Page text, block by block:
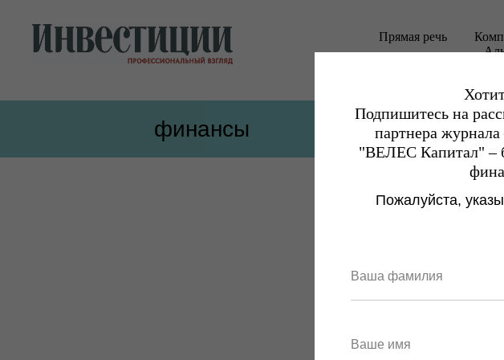
Прямая речь
финансы
Подпишитесь на
партнера
"ВЕЛЕС Капитал" –
Пожалуйста,